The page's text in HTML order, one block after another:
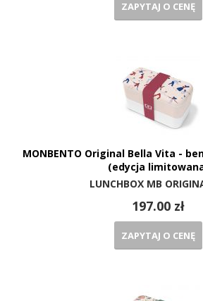
ZAPYTAJ O CENĘ
MONBENTO Original Bella Vita -
(edycja
LUNCHBOX MB
197.00 zł
ZAPYTAJ O CENĘ